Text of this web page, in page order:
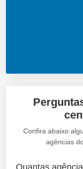
Confira abaixo
agências
Quantas